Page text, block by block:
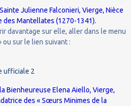
Julienne Falconieri, Vierge, Nièce
des Mantellates (1270-1341).
davantage sur elle, aller dans le menu
ou sur le lien suivant :
Bienheureuse Elena Aiello, Vierge,
des « Sœurs Minimes de la